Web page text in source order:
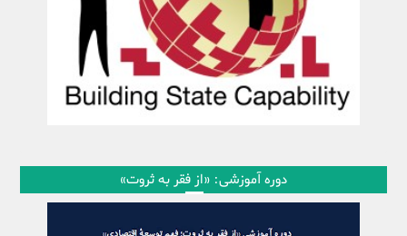
دوره آموزشی: «از فقر به ثروت»